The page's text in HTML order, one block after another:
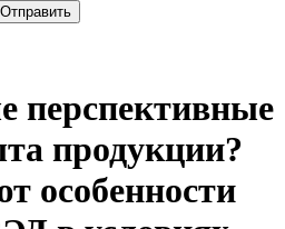
перспективные
продукции?
особенности